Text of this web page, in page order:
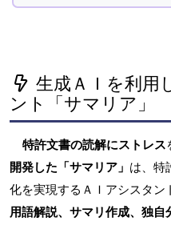
生成ＡＩを利用
ント「サマリア」
特許文書の読解にストレス
開発した「サマリア」 は、特
化を実現するＡＩアシスタ
用語解説、サマリ作成、独